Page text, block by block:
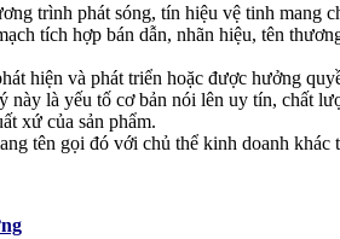
trình phát sóng, tín hiệu vệ tinh mang
tích hợp bán dẫn, nhãn hiệu, tên
hiện và phát triển hoặc được hưởng
là yếu tố cơ bản nói lên uy tín, chất
xứ của sản phẩm.
tên gọi đó với chủ thể kinh doanh